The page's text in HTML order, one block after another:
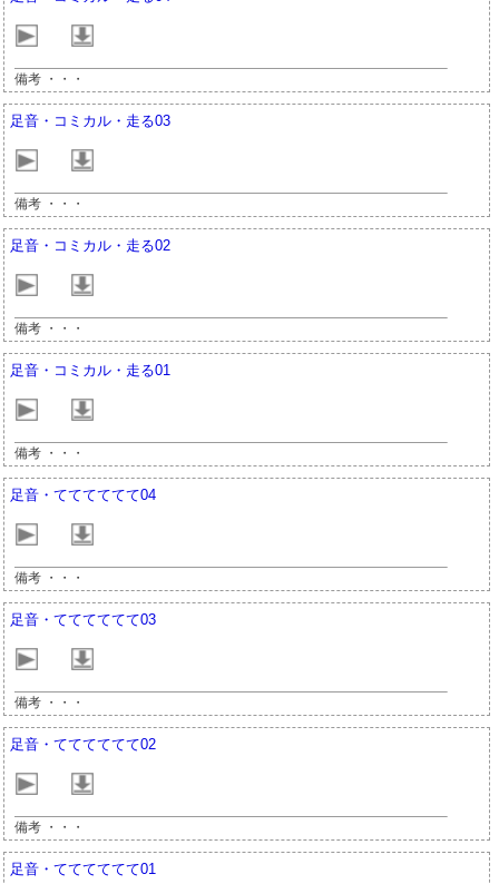
備考 ・・・
足音・コミカル・走る03
備考 ・・・
足音・コミカル・走る02
備考 ・・・
足音・コミカル・走る01
備考 ・・・
足音・てててててて04
備考 ・・・
足音・てててててて03
備考 ・・・
足音・てててててて02
備考 ・・・
足音・てててててて01